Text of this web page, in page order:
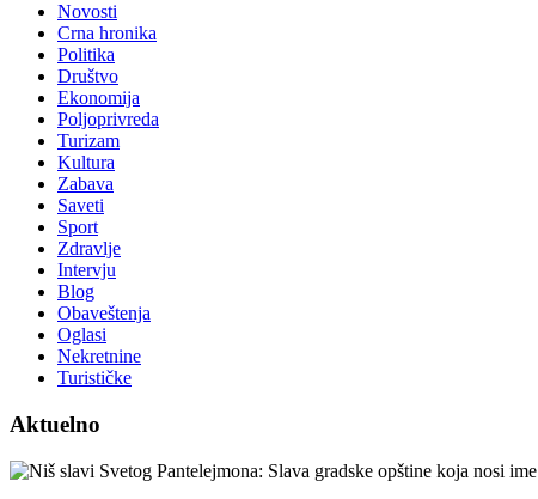
Novosti
Crna hronika
Politika
Društvo
Ekonomija
Poljoprivreda
Turizam
Kultura
Zabava
Saveti
Sport
Zdravlje
Intervju
Blog
Obaveštenja
Oglasi
Nekretnine
Turističke
Aktuelno